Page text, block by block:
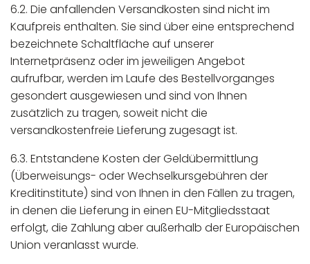
6.2. Die anfallenden Versandkosten sind nicht im
Kaufpreis enthalten. Sie sind über eine entsprechend
bezeichnete Schaltfläche auf unserer
Internetpräsenz oder im jeweiligen Angebot
aufrufbar, werden im Laufe des Bestellvorganges
gesondert ausgewiesen und sind von Ihnen
zusätzlich zu tragen, soweit nicht die
versandkostenfreie Lieferung zugesagt ist.
6.3. Entstandene Kosten der Geldübermittlung
(Überweisungs- oder Wechselkursgebühren der
Kreditinstitute) sind von Ihnen in den Fällen zu tragen,
in denen die Lieferung in einen EU-Mitgliedsstaat
erfolgt, die Zahlung aber außerhalb der Europäischen
Union veranlasst wurde.